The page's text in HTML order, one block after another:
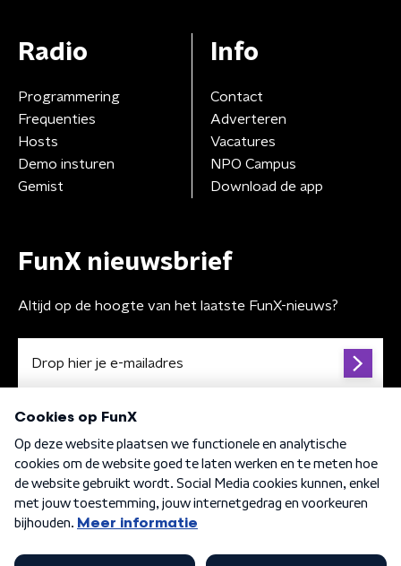
Radio
Programmering
Frequenties
Hosts
Demo insturen
Gemist
Info
Contact
Adverteren
Vacatures
NPO Campus
Download de app
FunX nieuwsbrief
Altijd op de hoogte van het laatste FunX-nieuws?
Algemene voorwaarden Privacybeleid